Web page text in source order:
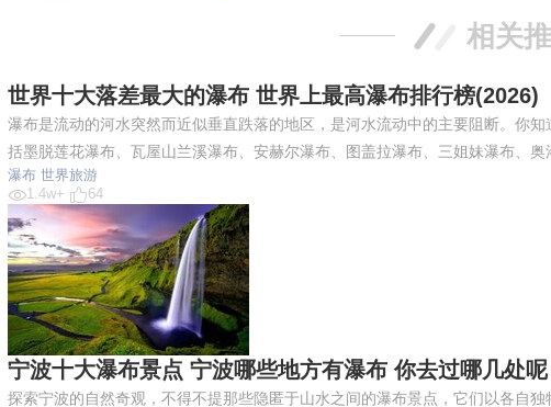
相关
世界十大落差最大的瀑布 世界上最高瀑布排行榜(2026)
瀑布是流动的河水突然而近似垂直跌落的地区，是河水流动中的主要阻断。你
括墨脱莲花瀑布、瓦屋山兰溪瀑布、安赫尔瀑布、图盖拉瀑布、三姐妹瀑布、奥
瀑布 世界旅游
1.4w+
64
宁波十大瀑布景点 宁波哪些地方有瀑布 你去过哪几处呢
探索宁波的自然奇观，不得不提那些隐匿于山水之间的瀑布景点，它们以各自